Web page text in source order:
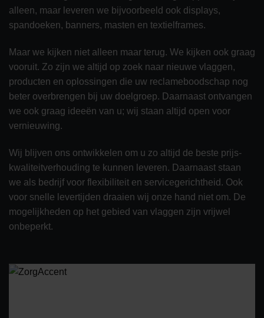
alleen, maar leveren we bijvoorbeeld ook displays,
spandoeken, banners, masten en textielframes.
Maar we kijken niet alleen maar terug. We kijken ook graag
vooruit. Zo zijn we altijd op zoek naar nieuwe vlaggen,
producten en oplossingen die uw reclameboodschap nog
beter overbrengen bij uw doelgroep. Daarnaast ontvangen
we ook graag ideeën van u; wij staan altijd open voor
vernieuwing.
Wij blijven ons ontwikkelen om u zo altijd de beste prijs-
kwaliteitverhouding te kunnen leveren. Daarnaast staan
we als bedrijf voor flexibiliteit en servicegerichtheid. Ook
voor snelle levertijden draaien wij onze hand niet om. De
mogelijkheden op het gebied van vlaggen zijn vrijwel
onbeperkt.